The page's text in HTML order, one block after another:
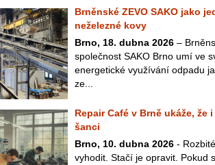
Brněnské ZEVO SAKO jako
neželezné kovy
Brno, 18. dubna 2026 –
společnost SAKO Brno umí ve
energetické využívání odpadu
ze...
Repair Café v Brně ukáže,
šanci
Brno, 10. dubna 2026 -
vyhodit. Stačí je opravit. Pokud